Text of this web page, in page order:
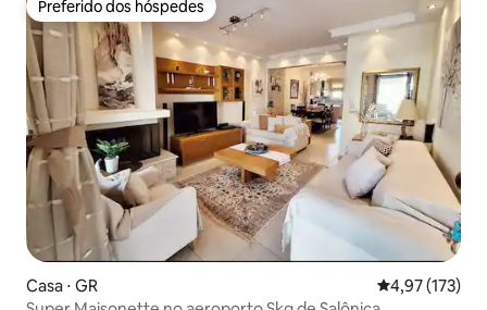
Preferido dos hóspedes
Preferido dos hóspedes
Casa ⋅ GR 4,97 de uma
4,97 (173)